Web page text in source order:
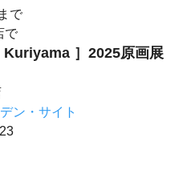
で
で
］2025原画展
ン・サイト